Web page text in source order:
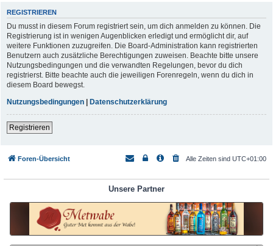
REGISTRIEREN
Du musst in diesem Forum registriert sein, um dich anmelden zu können. Die
Registrierung ist in wenigen Augenblicken erledigt und ermöglicht dir, auf
weitere Funktionen zuzugreifen. Die Board-Administration kann registrierten
Benutzern auch zusätzliche Berechtigungen zuweisen. Beachte bitte unsere
Nutzungsbedingungen und die verwandten Regelungen, bevor du dich
registrierst. Bitte beachte auch die jeweiligen Forenregeln, wenn du dich in
diesem Board bewegst.
Nutzungsbedingungen
Datenschutzerklärung
Registrieren
Foren-Übersicht Alle Zeiten sind UTC+01:00
Unsere Partner